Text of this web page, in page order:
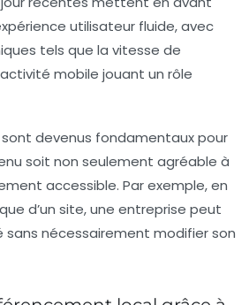
utilisateur fluide, avec
tels que la vitesse de
mobile jouant un rôle
sont devenus fondamentaux pour
soit non seulement agréable à
accessible. Par exemple, en
d’un site, une entreprise peut
sans nécessairement modifier son